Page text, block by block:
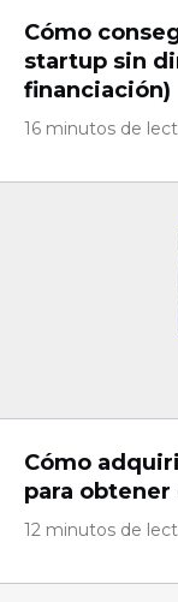
Cómo
startup sin
financiación)
16 minutos de
Cómo
para
12 minutos de